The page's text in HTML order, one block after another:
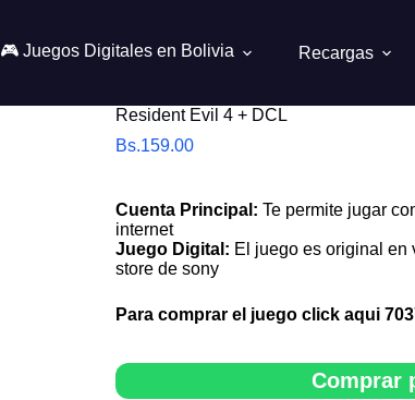
🎮 Juegos Digitales en Bolivia Recargas
Resident Evil 4 + DCL
Bs.159.00
Cuenta Principal: Te permite jugar
internet
Juego Digital: El juego es original en
store de sony
Para comprar el juego click aqui
Comprar